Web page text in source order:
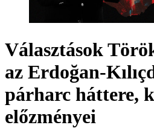
Választások
az Erdoğan-
párharc háttere,
előzményei